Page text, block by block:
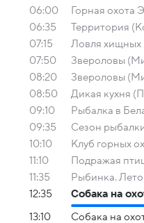
06:00
Горная охота
06:35
Территория
07:15
Ловля хищных
07:50
Звероловы
08:20
Звероловы
08:50
Дикая кухня
09:10
Рыбалка в
09:35
Сезон
10:10
Клуб горных
11:10
Подражая
11:35
Рыбинка. Лето
12:35
Собака на
13:10
Собака на